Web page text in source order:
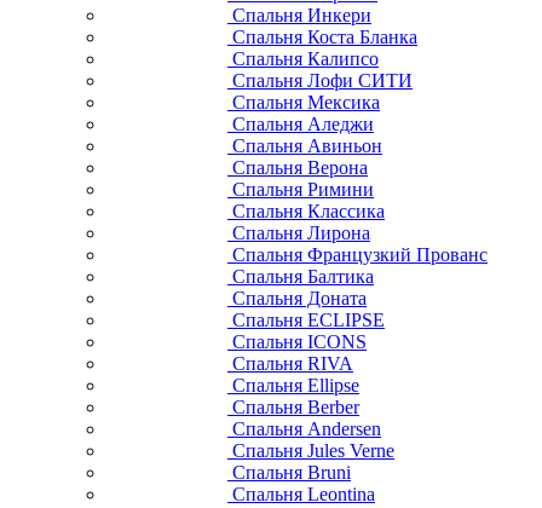
Спальня Инкери
Спальня Коста Бланка
Спальня Калипсо
Спальня Лофи СИТИ
Спальня Мексика
Спальня Аледжи
Спальня Авиньон
Спальня Верона
Спальня Римини
Спальня Классика
Спальня Лирона
Спальня Французкий Прованс
Спальня Балтика
Спальня Доната
Спальня ECLIPSE
Спальня ICONS
Спальня RIVA
Спальня Ellipse
Спальня Berber
Спальня Andersen
Спальня Jules Verne
Спальня Bruni
Спальня Leontina